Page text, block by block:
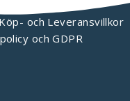
och Leveransvillkor
och GDPR